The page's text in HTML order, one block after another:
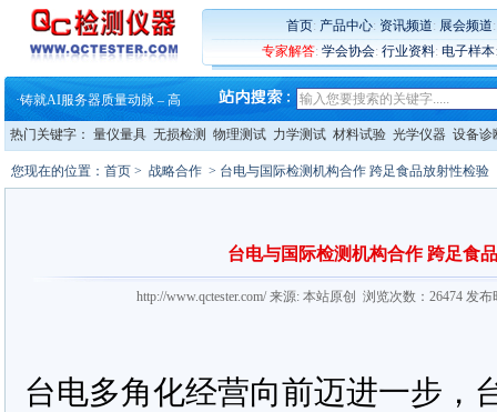
首页: 产品中心: 资讯频道: 展会频道
专家解答: 学会协会: 行业资料: 电子样本
ZEISS BOSELLO ADR 让内部缺
蔡司和亿纬锂能达成战略合作
大牌云集 买家升级 ——26
·铸就AI服务器质量动脉 – 高
· 铸就AI服务器质量动脉 – 高
·ZEISS BOSELLO ADR 让内部缺
·蔡司和亿纬锂能达成战略合作
·大牌云集 买家升级 ——26
热门关键字： 量仪量具 无损检测 物理测试 力学测试 材料试验 光学仪器 设备诊
您现在的位置： 首页 > 战略合作 > 台电与国际检测机构合作 跨足食品放射性检验
台电与国际检测机构合作 跨足食
http://www.qctester.com/ 来源: 本站原创 浏览次数：26474 发
台电多角化经营向前迈进一步，